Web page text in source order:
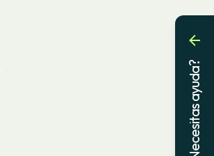
¿Necesitas ayuda?